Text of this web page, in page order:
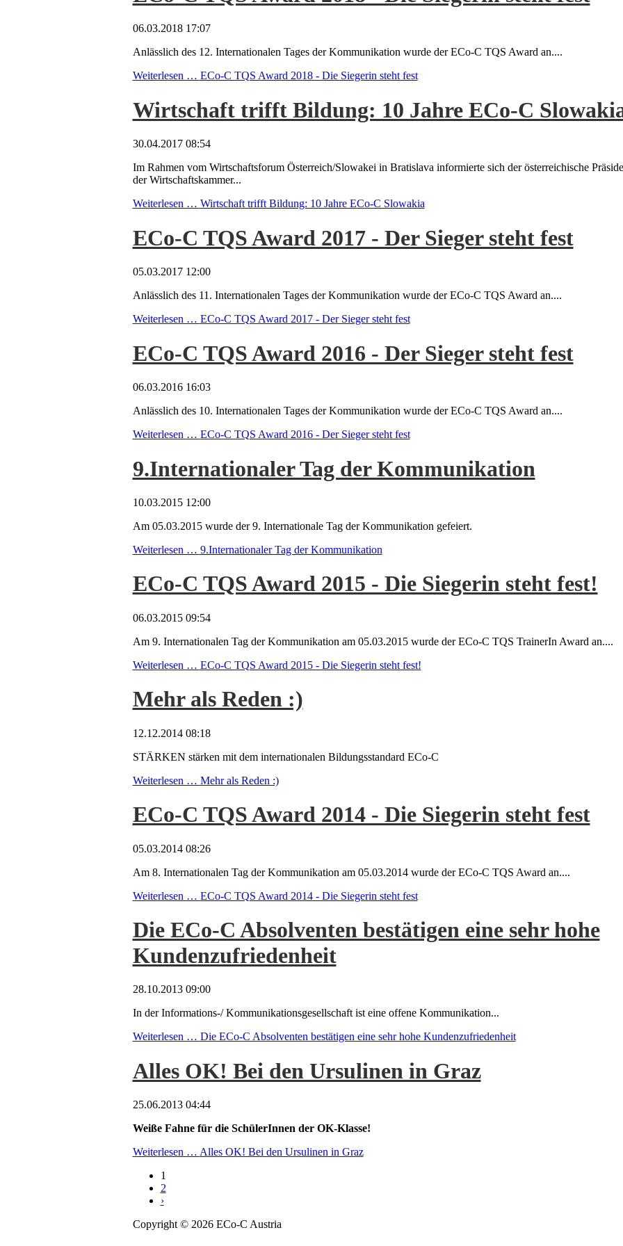
06.03.2018 17:07
Anlässlich des 12. Internationalen Tages der Kommunikation wurde der ECo-C TQS Award an....
Weiterlesen … ECo-C TQS Award 2018 - Die Siegerin steht fest
Wirtschaft trifft Bildung: 10 Jahre ECo-C
30.04.2017 08:54
Im Rahmen vom Wirtschaftsforum Österreich/Slowakei in Bratislava informierte sich der österreichische
der Wirtschaftskammer...
Weiterlesen … Wirtschaft trifft Bildung: 10 Jahre ECo-C Slowakia
ECo-C TQS Award 2017 - Der Sieger steht fest
05.03.2017 12:00
Anlässlich des 11. Internationalen Tages der Kommunikation wurde der ECo-C TQS Award an....
Weiterlesen … ECo-C TQS Award 2017 - Der Sieger steht fest
ECo-C TQS Award 2016 - Der Sieger steht fest
06.03.2016 16:03
Anlässlich des 10. Internationalen Tages der Kommunikation wurde der ECo-C TQS Award an....
Weiterlesen … ECo-C TQS Award 2016 - Der Sieger steht fest
9.Internationaler Tag der Kommunikation
10.03.2015 12:00
Am 05.03.2015 wurde der 9. Internationale Tag der Kommunikation gefeiert.
Weiterlesen … 9.Internationaler Tag der Kommunikation
ECo-C TQS Award 2015 - Die Siegerin steht fest!
06.03.2015 09:54
Am 9. Internationalen Tag der Kommunikation am 05.03.2015 wurde der ECo-C TQS TrainerIn Award an....
Weiterlesen … ECo-C TQS Award 2015 - Die Siegerin steht fest!
Mehr als Reden :)
12.12.2014 08:18
STÄRKEN stärken mit dem internationalen Bildungsstandard ECo-C
Weiterlesen … Mehr als Reden :)
ECo-C TQS Award 2014 - Die Siegerin steht fest
05.03.2014 08:26
Am 8. Internationalen Tag der Kommunikation am 05.03.2014 wurde der ECo-C TQS Award an....
Weiterlesen … ECo-C TQS Award 2014 - Die Siegerin steht fest
Die ECo-C Absolventen bestätigen eine sehr hohe
Kundenzufriedenheit
28.10.2013 09:00
In der Informations-/ Kommunikationsgesellschaft ist eine offene Kommunikation...
Weiterlesen … Die ECo-C Absolventen bestätigen eine sehr hohe Kundenzufriedenheit
Alles OK! Bei den Ursulinen in Graz
25.06.2013 04:44
Weiße Fahne für die SchülerInnen der OK-Klasse!
Weiterlesen … Alles OK! Bei den Ursulinen in Graz
1
2
›
Copyright © 2026 ECo-C Austria